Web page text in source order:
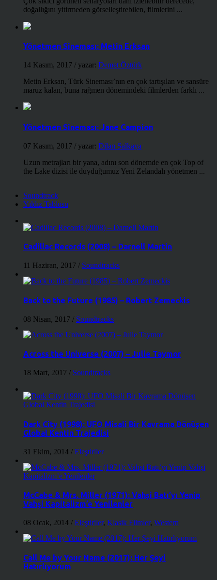
doğallığını yitirmeden görselleştirebilen, filmlerini ...
Yönetmen Sineması: Metin Erksan
14 Kasım, 2017 / yazar: Demet Öztürk
Metin Erksan, Türk Sineması’nın en çok tartışılan ve sansüre
maruz kalan, buna rağmen dönemindeki filmlerden farklı ...
Yönetmen Sineması: Jane Campion
07 Kasım, 2017 / yazar: Dilan Salkaya
Uzun metrajları bir yana, adını son dönemde en çok Top of
the Lake dizisi ile duyduğumuz Yeni Zelandalı yönetmen ...
Soundtrack
Yıldız Tablosu
Cadillac Records (2008) – Darnell Martin
11 Haziran, 2017 / Soundtracks
Back to the Future (1985) – Robert Zemeckis
08 Nisan, 2017 / Soundtracks
Across the Universe (2007) – Julie Taymor
18 Mart, 2017 / Soundtracks
Dark City (1998): UFO Misali Bir Kavrama Dönüşen
Global Kentin Trajedisi
31 Ekim, 2014 / Eleştiriler
McCabe & Mrs. Miller (1971): Vahşi Batı’yı Yenip
Vahşi Kapitalizm’e Yenilenler
08 Ocak, 2014 / Eleştiriler, Klasik Filmler, Western
Call Me by Your Name (2017): Her Şeyi
Hatırlıyorum